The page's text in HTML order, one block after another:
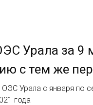
Урала за 9
с тем же
Урала с января по
года